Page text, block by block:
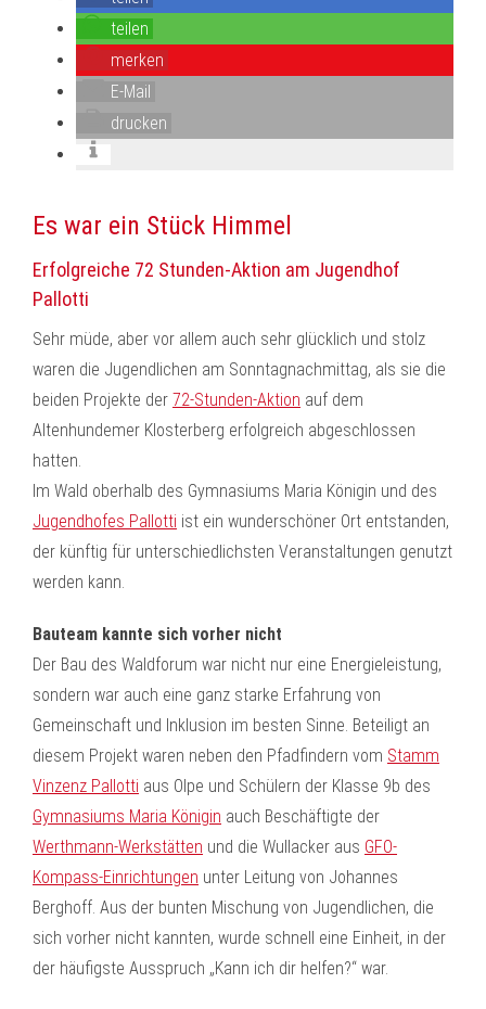
teilen
merken
E-Mail
drucken
Es war ein Stück Himmel
Erfolgreiche 72 Stunden-Aktion am Jugendhof
Pallotti
Sehr müde, aber vor allem auch sehr glücklich und stolz
waren die Jugendlichen am Sonntagnachmittag, als sie die
beiden Projekte der 72-Stunden-Aktion auf dem
Altenhundemer Klosterberg erfolgreich abgeschlossen
hatten.
Im Wald oberhalb des Gymnasiums Maria Königin und des
Jugendhofes Pallotti ist ein wunderschöner Ort entstanden,
der künftig für unterschiedlichsten Veranstaltungen genutzt
werden kann.
Bauteam kannte sich vorher nicht
Der Bau des Waldforum war nicht nur eine Energieleistung,
sondern war auch eine ganz starke Erfahrung von
Gemeinschaft und Inklusion im besten Sinne. Beteiligt an
diesem Projekt waren neben den Pfadfindern vom Stamm
Vinzenz Pallotti aus Olpe und Schülern der Klasse 9b des
Gymnasiums Maria Königin auch Beschäftigte der
Werthmann-Werkstätten und die Wullacker aus GFO-
Kompass-Einrichtungen unter Leitung von Johannes
Berghoff. Aus der bunten Mischung von Jugendlichen, die
sich vorher nicht kannten, wurde schnell eine Einheit, in der
der häufigste Ausspruch „Kann ich dir helfen?“ war.